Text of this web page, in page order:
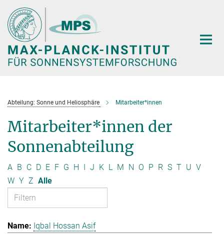
Hauptinhalt
Abteilung: Sonne und Heliosphäre Mitarbeiter*innen
Mitarbeiter*innen der
Sonnenabteilung
A B C D E F G H I J K L M N O P R S T U V
W Y Z Alle
Iqbal Hossan Asif